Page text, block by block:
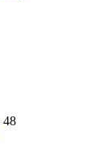
48